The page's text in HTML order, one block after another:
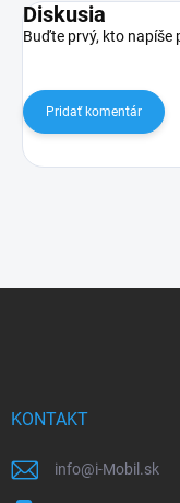
Diskusia
Buďte prvý, kto napíše
Pridať komentár
KONTAKT
info@i-Mobil.sk